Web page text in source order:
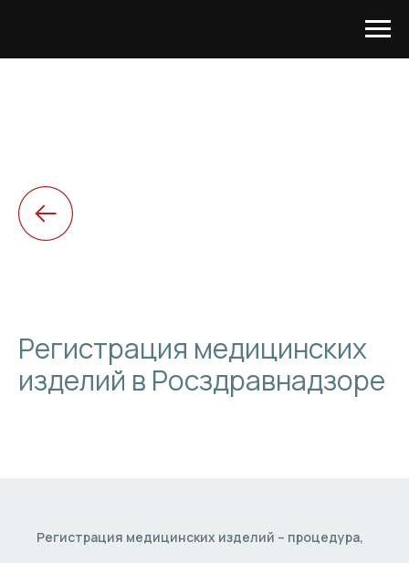
Регистрация медицинских
изделий в Росздравнадзоре
Регистрация медицинских изделий – процедура,